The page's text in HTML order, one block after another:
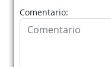
Comentario: